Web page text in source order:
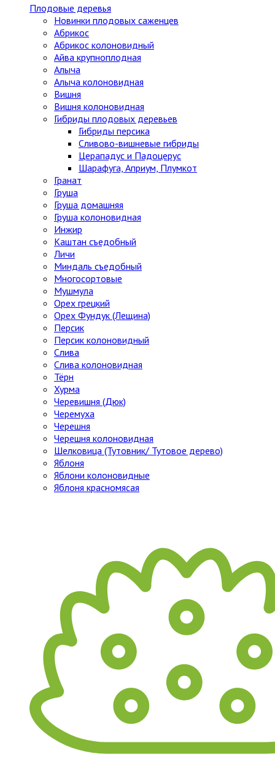
Плодовые деревья
Новинки плодовых саженцев
Абрикос
Абрикос колоновидный
Айва крупноплодная
Алыча
Алыча колоновидная
Вишня
Вишня колоновидная
Гибриды плодовых деревьев
Гибриды персика
Сливово-вишневые гибриды
Церападус и Падоцерус
Шарафуга, Априум, Плумкот
Гранат
Груша
Груша домашняя
Груша колоновидная
Инжир
Каштан съедобный
Личи
Миндаль съедобный
Многосортовые
Мушмула
Орех грецкий
Орех Фундук (Лещина)
Персик
Персик колоновидный
Слива
Слива колоновидная
Тёрн
Хурма
Черевишня (Дюк)
Черемуха
Черешня
Черешня колоновидная
Шелковица (Тутовник/ Тутовое дерево)
Яблоня
Яблони колоновидные
Яблоня красномясая